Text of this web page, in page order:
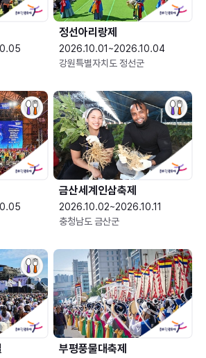
정선아리랑제
2026.10.01~2026.10.04
강원특별자치도 정선군
금산세계인삼축제
2026.10.02~2026.10.11
충청남도 금산군
부평풍물대축제